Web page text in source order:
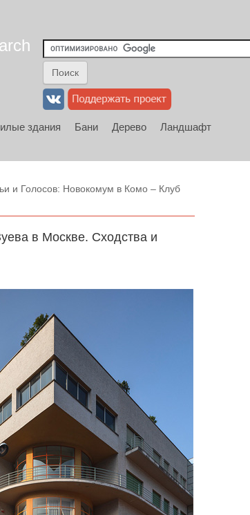
здания Бани Дерево
Ландшафт
и Голосов: Новокомум в Комо – Клуб
в Москве. Сходства и